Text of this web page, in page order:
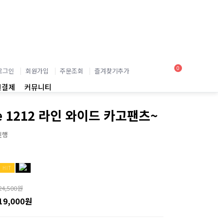
그인 회원가입 주문조회 즐겨찾기추가
제 커뮤니티
0
라인 와이드 카고팬츠~
HIT
원
원